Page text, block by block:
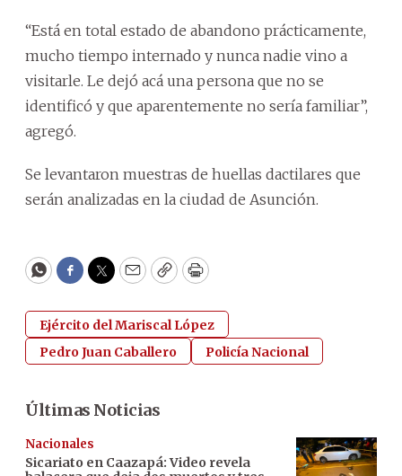
“Está en total estado de abandono prácticamente,
mucho tiempo internado y nunca nadie vino a
visitarle. Le dejó acá una persona que no se
identificó y que aparentemente no sería familiar”,
agregó.
Se levantaron muestras de huellas dactilares que
serán analizadas en la ciudad de Asunción.
WhatsApp
Facebook
Twitter
EmailCopyPrint
Ejército del Mariscal López
Pedro Juan Caballero
Policía Nacional
Últimas Noticias
Nacionales
Sicariato en Caazapá: Video revela